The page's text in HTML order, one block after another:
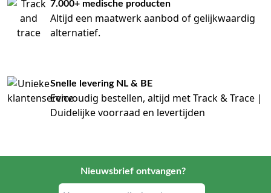
7.000+ medische producten
Altijd een maatwerk aanbod of gelijkwaardig
alternatief.
Snelle levering NL & BE
Eenvoudig bestellen, altijd met Track & Trace |
Duidelijke voorraad en levertijden
Nieuwsbrief ontvangen?